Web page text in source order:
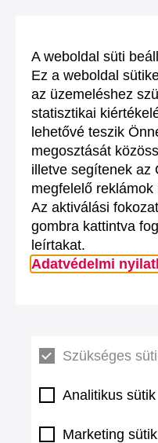
A weboldal süti
Ez a weboldal
az üzemeléshez
statisztikai
lehetővé teszik
megosztását
illetve segítenek az
megfelelő
Az aktiválási
gombra kattintva
leírtakat.
Adatvédelmi
Szükséges
Analitikus sütik
Marketing sütik